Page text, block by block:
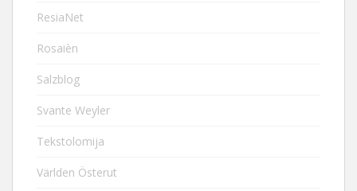
ResiaNet
Rosaièn
Salzblog
Svante Weyler
Tekstolomija
Världen Österut